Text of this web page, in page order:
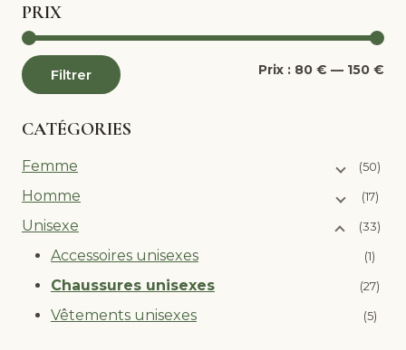
PRIX
Filtrer Prix : 80 € — 150 €
CATÉGORIES
Femme (50)
Homme (17)
Unisexe (33)
Accessoires unisexes (1)
Chaussures unisexes (27)
Vêtements unisexes (5)